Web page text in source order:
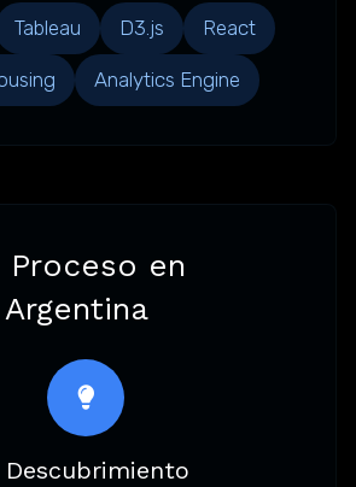
Tableau D3.js React
Analytics Engine
en
Descubrimiento